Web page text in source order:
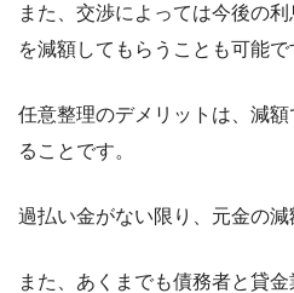
また、交渉によっては今後の
を減額してもらうことも可能で
任意整理のデメリットは、減
ることです。
過払い金がない限り、元金の減
また、あくまでも債務者と貸